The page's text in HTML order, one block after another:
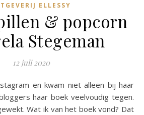
ELLESSY
& popcorn
Stegeman
12 juli 2020
haar boek veelvoudig tegen.
Wat ik van het boek vond? Dat